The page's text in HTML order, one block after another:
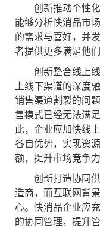
创新推动个性化
能够分析快消品市
的需求与喜好，并
者提供更多满足他
创新整合线上线
上线下渠道的深度
销售渠道割裂的问
售模式已经无法满
此，企业应加快线
各自优势，实现资
额，提升市场竞争力
创新打造协同供
造商，而互联网背
心。快消品企业应
的协同管理，提升管